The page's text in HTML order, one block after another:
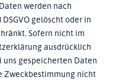
werden nach
gelöscht oder in
Sofern nicht im
ausdrücklich
gespeicherten Daten
Zweckbestimmung nicht